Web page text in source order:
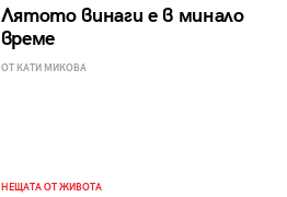
Лятото винаги е в минало
време
ОТ КАТИ МИКОВА
НЕЩАТА ОТ ЖИВОТА